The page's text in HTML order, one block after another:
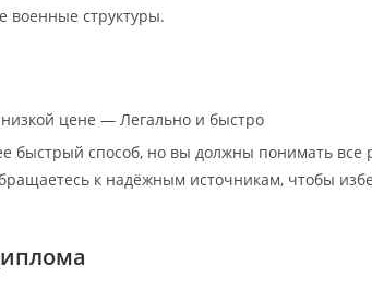
военные структуры.
быстрый способ, но вы должны понимать все
к надёжным источникам, чтобы